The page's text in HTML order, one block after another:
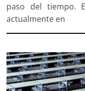
paso del tiempo.
actualmente en